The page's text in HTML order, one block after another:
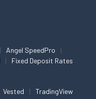
Angel SpeedPro
Fixed Deposit Rates
Vested TradingView